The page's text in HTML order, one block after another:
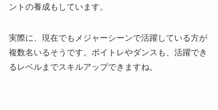
ントの養成もしています。
実際に、現在でもメジャーシーンで活躍している方が
複数名いるそうです。ボイトレやダンスも、活躍でき
るレベルまでスキルアップできますね。